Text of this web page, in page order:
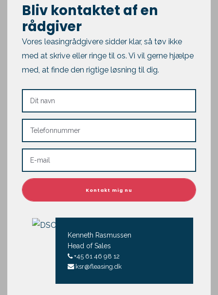
Bliv kontaktet af en
rådgiver
Vores leasingrådgivere sidder klar, så tøv ikke
med at skrive eller ringe til os. Vi vil gerne hjælpe
med, at finde den rigtige løsning til dig.
Kenneth Rasmussen
Head of Sales
+45 61 46 98 12
ksr@fleasing.dk